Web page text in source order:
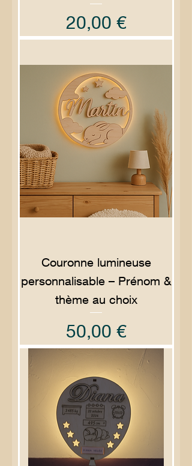
Prix
20,00 €
Couronne lumineuse
personnalisable – Prénom &
thème au choix
Prix
50,00 €